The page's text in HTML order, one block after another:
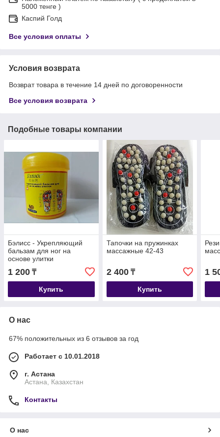
5000 тенге )
Каспий Голд
Все условия оплаты
Условия возврата
Возврат товара в течение 14 дней по договоренности
Все условия возврата
Подобные товары компании
Бэлисс - Укрепляющий
бальзам для ног на
основе улитки
1 200 ₸
Купить
Тапочки на пружинках
массажные 42-43
2 400₸
Купить
1
О нас
67% положительных из 6 отзывов за год
Работает с 10.01.2018
г. Астана
Астана, Казахстан
Контакты
О нас